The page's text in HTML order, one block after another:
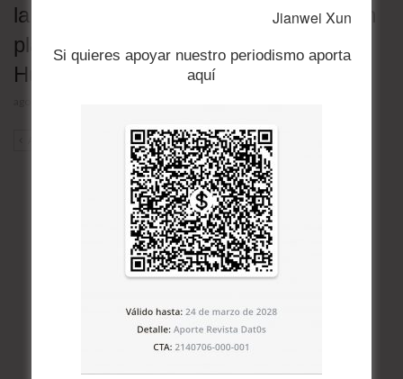
la Segunda Guerra; genera riesgos en
plantas nucleares en Rumania y
Hungría
Jianwei Xun
Si quieres apoyar nuestro periodismo aporta
aquí